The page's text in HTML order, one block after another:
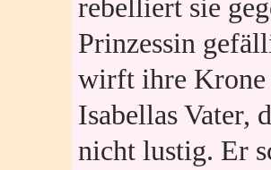
rebelliert sie
Prinzessin
wirft ihre
Isabellas Vater,
nicht lustig. Er